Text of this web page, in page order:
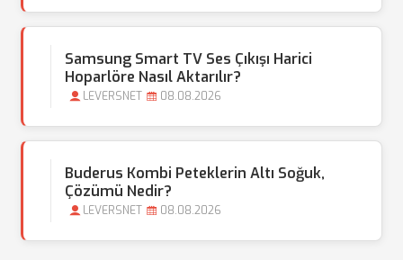
Samsung Smart TV Ses Çıkışı Harici
Hoparlöre Nasıl Aktarılır?
LEVERSNET 08.08.2026
Buderus Kombi Peteklerin Altı Soğuk,
Çözümü Nedir?
LEVERSNET 08.08.2026